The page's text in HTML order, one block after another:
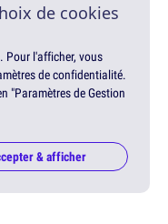
de cookies
Pour l'afficher, vous
de confidentialité.
"Paramètres de Gestion
& afficher